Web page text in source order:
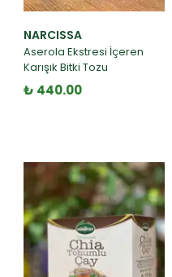
NARCISSA
Aserola Ekstresi İçeren
Karışık Bitki Tozu
₺ 440.00